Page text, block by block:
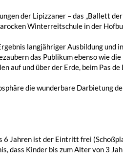
der Lipizzaner – das „Ballett
Winterreitschule in der
langjähriger Ausbildung
das Publikum ebenso wie
auf und über der Erde, beim Pas
die wunderbare Darbietung
6 Jahren ist der Eintritt frei
dass Kinder bis zum Alter von 3